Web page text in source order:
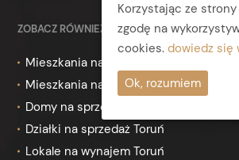
ZOBACZ RÓWNIEŻ
Mieszkania na wynajem Toruń
Mieszkania na sprzedaż Toruń
Domy na sprzedaż Toruń
Działki na sprzedaż Toruń
Lokale na wynajem Toruń
Korzystając ze strony
zgodę na
cookies. dowiedz się
Ok, rozumiem